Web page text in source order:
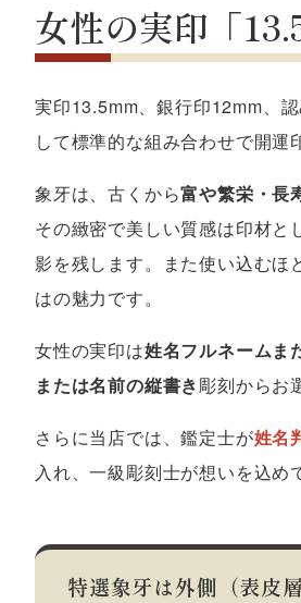
女性の実印「
実印13.5mm、銀行印12mm、
して標準的な組み合わせで開運
象牙は、古くから富や繁栄・長
その緻密で美しい質感は印材と
影を残します。また使い込むほ
はの魅力です。
女性の実印は姓名フルネームま
または名前の縦書き彫刻からお
さらに当店では、鑑定士が姓名
入れ、一級彫刻士が想いを込め
特選象牙は外側（表皮